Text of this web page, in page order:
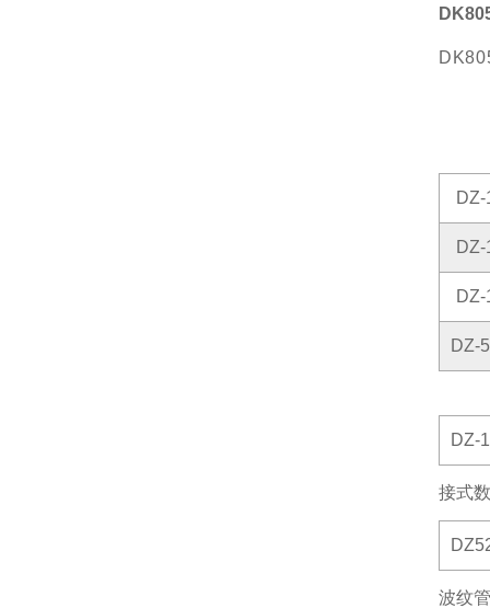
DZ-
DZ-
DZ-
DZ-
DZ-
接式
波纹